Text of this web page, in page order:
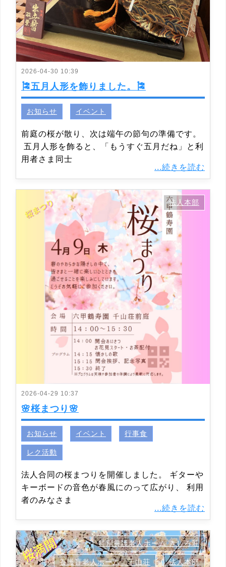
2026-04-30 10:39
🎏五月人形を飾りました。🎏
お知らせ イベント
前庭の桜が散り、次は端午の節句の準備です。
五月人形を飾ると、「もうすぐ五月だね」と利
用者さま同士
...続きを読む
2026-04-29 10:37
🌸桜まつり🌸
法人本部
お知らせ イベント 行事食
レク活動
法人合同の桜まつりを開催しました。 ギターや
キーボードの音色が春風にのって広がり、 利用
者のみなさま
...続きを読む
特別養護老人ホーム きしろ荘
養護盲老人ホーム 千山荘 法人本部